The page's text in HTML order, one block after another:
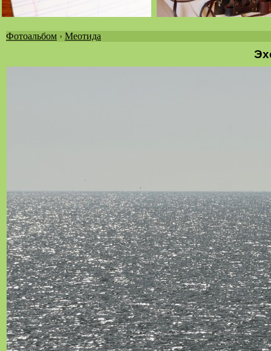
здесь
Фотоальбом › Меотида